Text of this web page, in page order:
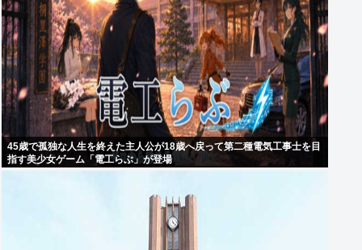
45歳で孤独な人生を終えた主人公が18歳へ戻って第二種電気工事士を目
指す美少女ゲーム「電工らぶ」が登場